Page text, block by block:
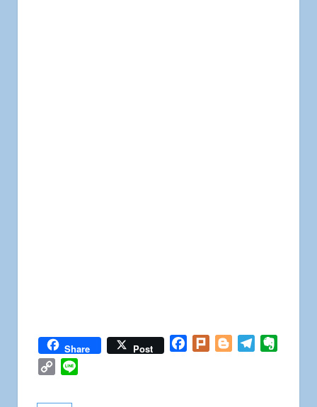
Share Post Facebook
Plurk BloggerTelegram
Copy